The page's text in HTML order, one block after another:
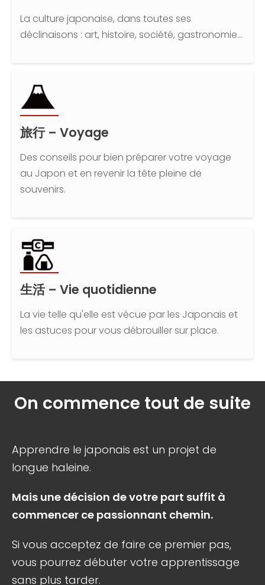
La culture japonaise, dans toutes ses
déclinaisons : art, histoire, société, gastronomie...
旅行 – Voyage
Des conseils pour bien préparer votre voyage
au Japon et en revenir la tête pleine de
souvenirs.
生活 – Vie quotidienne
La vie telle qu'elle est vécue par les Japonais et
les astuces pour vous débrouiller sur place.
On commence tout de suite
Apprendre le japonais est un projet de
longue haleine.
Mais une décision de votre part suffit à
commencer ce passionnant chemin.
Si vous acceptez de faire ce premier pas,
vous pourrez débuter votre apprentissage
sans plus tarder.